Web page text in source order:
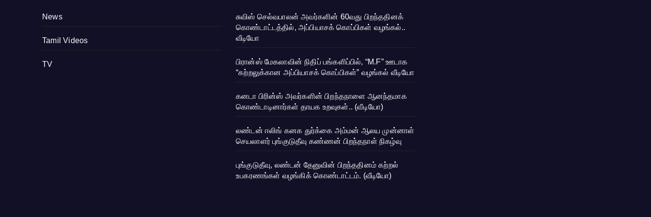
News
Tamil Videos
TV
சுவிஸ் செல்வபாலன் அவர்களின் 60வது பிறந்ததினக்
கொண்டாட்டத்தில், அப்பியாசக் கொப்பிகள் வழங்கல்..
வீடியோ
பிரான்ஸ் மேகலாவின் நிதிப் பங்களிப்பில், “M.F” ஊடாக
“கற்றலுக்கான அப்பியாசக் கொப்பிகள்” வழங்கல் வீடியோ
கனடா பிரின்ஸ் அவர்களின் பிறந்தநாளை ஆனந்தமாக
கொண்டாடினார்கள் தாயக உறவுகள்.. (வீடியோ)
லண்டன் ஈலிங் கனக துர்க்கை அம்மன் ஆலய முன்னாள்
செயலாளர் புங்குடுதீவு கண்ணன் பிறந்தநாள் நிகழ்வு
புங்குடுதீவு, லண்டன் தேனுவின் பிறந்ததினம் கற்றல்
உபகரணங்கள் வழங்கிக் கொண்டாட்டம். (வீடியோ)